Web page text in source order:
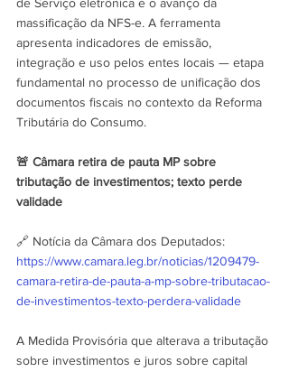
massificação da NFS-e. A ferramenta
apresenta indicadores de emissão,
integração e uso pelos entes locais — etapa
fundamental no processo de unificação dos
documentos fiscais no contexto da Reforma
Tributária do Consumo.
🚨 Câmara retira de pauta MP sobre
tributação de investimentos; texto perde
validade
🔗 Notícia da Câmara dos Deputados:
https://www.camara.leg.br/noticias/1209479-
camara-retira-de-pauta-a-mp-sobre-tributacao-
de-investimentos-texto-perdera-validade
A Medida Provisória que alterava a tributação
sobre investimentos e juros sobre capital